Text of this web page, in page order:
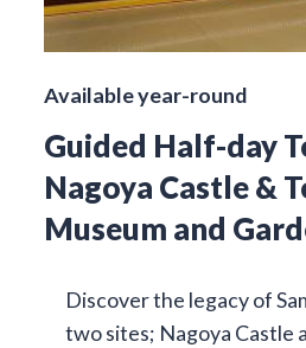
Available year-round
Guided Half-day
Nagoya Castle &
Museum and
Discover the legacy of
two sites; Nagoya Castle